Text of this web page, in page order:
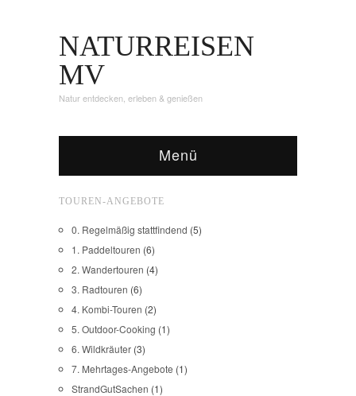
NATURREISEN
MV
Natur entdecken, erleben & genießen
Menü
TOUREN-ANGEBOTE
0. Regelmäßig stattfindend (5)
1. Paddeltouren (6)
2. Wandertouren (4)
3. Radtouren (6)
4. Kombi-Touren (2)
5. Outdoor-Cooking (1)
6. Wildkräuter (3)
7. Mehrtages-Angebote (1)
StrandGutSachen (1)